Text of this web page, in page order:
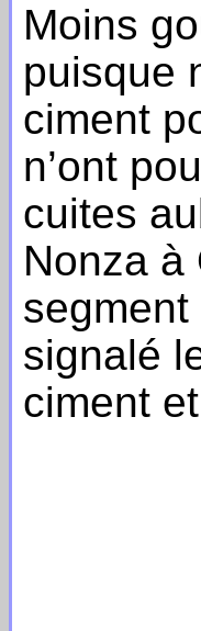
Moins
puisque
ciment
n’ont
cuites
Nonza à
segment
signalé
ciment